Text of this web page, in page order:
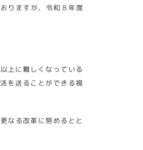
りますが、令和８年度
上に難しくなっている
を送ることができる視
なる改革に努めるとと